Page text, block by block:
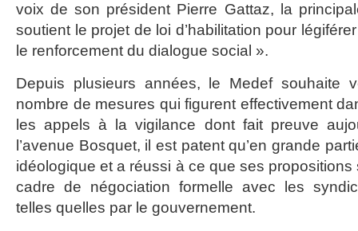
voix de son président Pierre Gattaz, la
soutient le projet de loi d’habilitation pour
le renforcement du dialogue social ».
Depuis plusieurs années, le Medef souhaite
nombre de mesures qui figurent effectivement
les appels à la vigilance dont fait preuve
l’avenue Bosquet, il est patent qu’en grande
idéologique et a réussi à ce que ses
cadre de négociation formelle avec les
telles quelles par le gouvernement.